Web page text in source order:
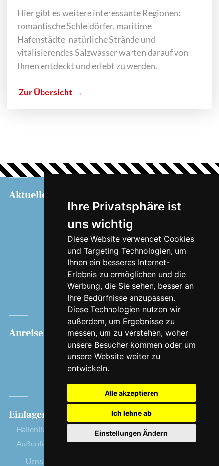
Ihre Privatsphäre ist
uns wichtig
Diese Website verwendet Cookies
und Targeting Technologien, um
Ihnen ein besseres Internet-
Erlebnis zu ermöglichen und die
Werbung, die Sie sehen, besser an
Ihre Bedürfnisse anzupassen.
Diese Technologien nutzen wir
außerdem, um Ergebnisse zu
messen, um zu verstehen, woher
unsere Besucher kommen oder um
unsere Website weiter zu
entwickeln.
Alle akzeptieren
Ich lehne ab
Einstellungen Ändern
Hier gibt es weitere interessante Regionen:
romantische Schleidörfer, maritime
Hafenstädte, natürliche Strände und
vitalisierendes Salzwasser warten darauf von
Ihnen entdeckt und erlebt zu werden.
Zur Übersicht →
Aktuelles
Touristeninformation
Barrierefrei
Edeka
Frisch vom Kutter
Geschichte
Jobs
Presse
Anreise Bootsverleih
Lobster
Auster
Cockle
Hafen
Liegeplatz
Seenotrettung
Einlagerung
Hallenliegeplatz
Außenliegeplatz
Rechtliches
Impressum
Datenschutz
Umsetzung und Bereitstellung durch